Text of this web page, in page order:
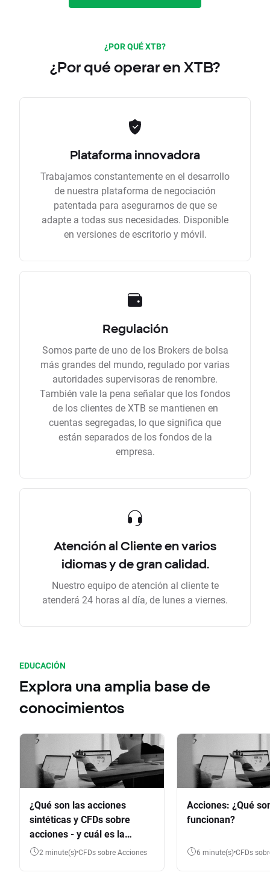
¿POR QUÉ XTB?
¿Por qué operar en XTB?
Plataforma innovadora
Trabajamos constantemente en el desarrollo
de nuestra plataforma de negociación
patentada para asegurarnos de que se
adapte a todas sus necesidades. Disponible
en versiones de escritorio y móvil.
Regulación
Somos parte de uno de los Brokers de bolsa
más grandes del mundo, regulado por varias
autoridades supervisoras de renombre.
También vale la pena señalar que los fondos
de los clientes de XTB se mantienen en
cuentas segregadas, lo que significa que
están separados de los fondos de la
empresa.
Atención al Cliente en varios
idiomas y de gran calidad.
Nuestro equipo de atención al cliente te
atenderá 24 horas al día, de lunes a viernes.
EDUCACIÓN
Explora una amplia base de
conocimientos
¿Qué son las acciones
sintéticas y CFDs sobre
acciones - y cuál es la
diferencia?
2 minute(s) CFDs sobre Acciones
Acciones: ¿Qué
funcionan?
6 minute(s) CFDs